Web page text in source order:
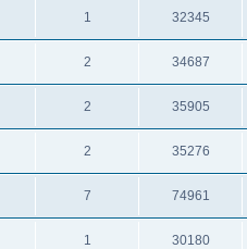
1 32345
2 34687
2 35905
2 35276
7 74961
1 30180